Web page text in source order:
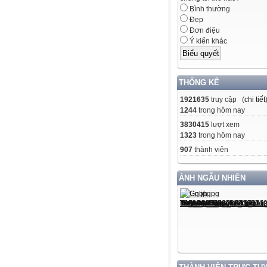
Bình thường
Đẹp
Đơn điệu
Ý kiến khác
THỐNG KÊ
1921635 truy cập (chi tiết)
1244 trong hôm nay
3830415 lượt xem
1323 trong hôm nay
907 thành viên
ẢNH NGẪU NHIÊN